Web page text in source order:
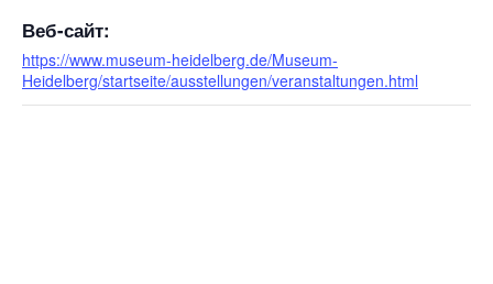
Веб-сайт:
https://www.museum-heidelberg.de/Museum-
Heidelberg/startseite/ausstellungen/veranstaltungen.html